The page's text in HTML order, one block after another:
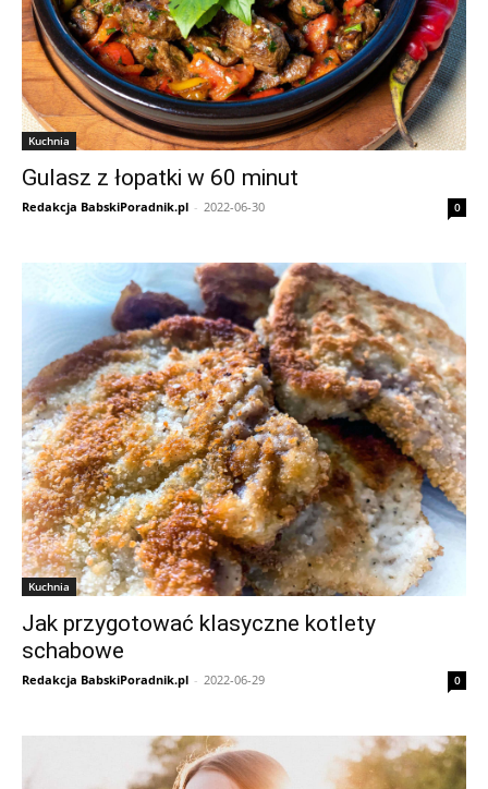
Kuchnia
Gulasz z łopatki w 60 minut
Redakcja BabskiPoradnik.pl - 2022-06-30 0
Kuchnia
Jak przygotować klasyczne kotlety
schabowe
Redakcja BabskiPoradnik.pl - 2022-06-29 0